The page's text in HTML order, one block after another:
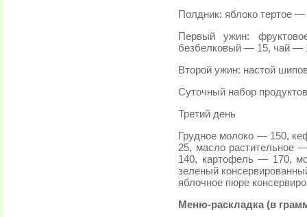
Полдник: яблоко тертое
Первый ужин:
безбелковый — 15, чай —
Второй ужин: настой
Суточный набор
Третий день
Грудное молоко — 150,
25, масло растительное
140, картофель — 170,
зеленый
яблочное пюре
Меню-раскладка (в